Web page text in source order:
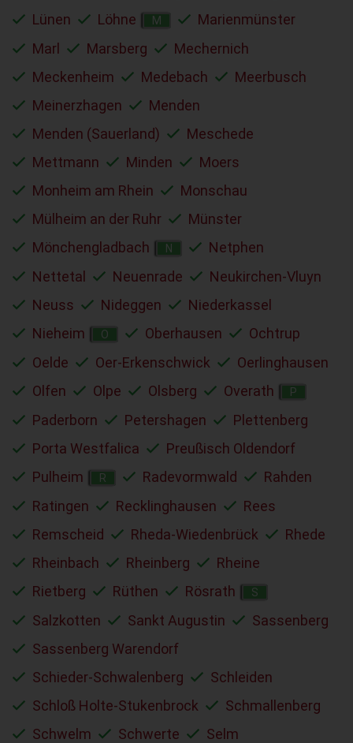
Lünen
Löhne M
Marienmünster
Marl
Marsberg
Mechernich
Meckenheim
Medebach
Meerbusch
Meinerzhagen
Menden
Menden (Sauerland)
Meschede
Mettmann
Minden
Moers
Monheim am Rhein
Monschau
Mülheim an der Ruhr
Münster
Mönchengladbach
N
Netphen
Nettetal
Neuenrade
Neukirchen-Vluyn
Neuss
Nideggen
Niederkassel
Nieheim
O Oberhausen
Ochtrup
Oelde
Oer-Erkenschwick
Oerlinghausen
Olfen
Olpe Olsberg Overath P
Paderborn Petershagen
Plettenberg
Porta Westfalica
Preußisch Oldendorf
Pulheim
R Radevormwald
Rahden
Ratingen
Recklinghausen
Rees
Remscheid
Rheda-Wiedenbrück
Rhede
Rheinbach
Rheinberg
Rheine
Rietberg
Rüthen Rösrath S
Salzkotten Sankt Augustin
Sassenberg
Sassenberg Warendorf
Schieder-Schwalenberg
Schleiden
Schloß Holte-Stukenbrock
Schmallenberg
Schwelm
Schwerte
Selm